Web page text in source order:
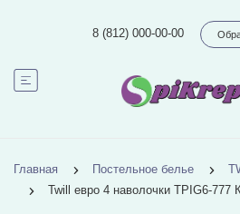
8 (812) 000-00-00
Главная Постельное белье
Twill евро 4 наволочки TPIG6-777